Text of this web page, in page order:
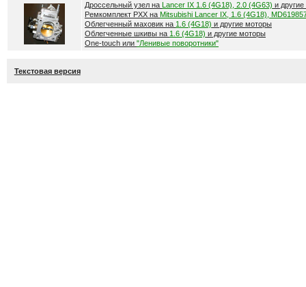
Дроссельный узел на Lancer IX 1.6 (4G18), 2.0 (4G63) и
Ремкомплект РХХ на Mitsubishi Lancer IX, 1.6 (4G18),
Облегченный маховик на 1.6 (4G18) и другие моторы
Облегченные шкивы на 1.6 (4G18) и другие моторы
One-touch или "Ленивые поворотники"
Текстовая версия